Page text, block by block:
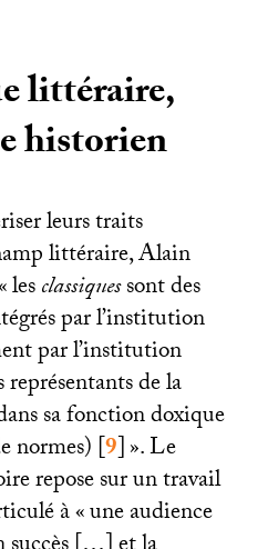
littéraire,
historien
leurs traits
littéraire, Alain
lesclassiquessont des
par l’institution
par l’institution
de la
sa fonction doxique
normes)[9]». Le
repose sur un travail
à «une audience